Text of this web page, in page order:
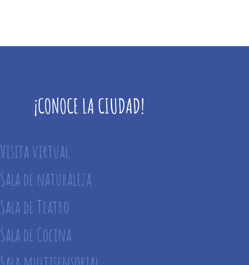
¡CONOCE LA CIUDAD!
Visita virtual
Sala de naturaleza
Sala de Teatro
Sala de Cocina